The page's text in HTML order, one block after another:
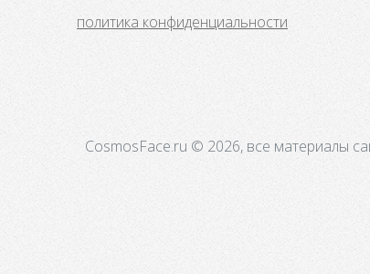
политика конфиденциальности
CosmosFace.ru © 2026, все материалы